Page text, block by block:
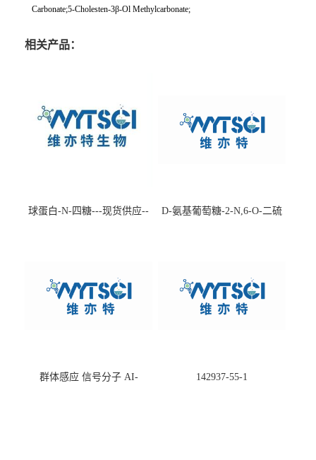
Carbonate;5-Cholesten-3β-Ol Methylcarbonate;
相关产品：
球蛋白-N-四糖---现货供应--
D-氨基葡萄糖-2-N,6-O-二硫
群体感应 信号分子 AI-
142937-55-1